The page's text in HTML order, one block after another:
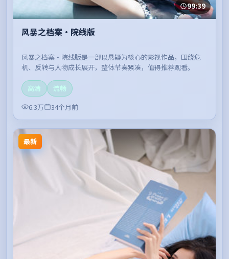
99:39
风暴之档案·院线版
风暴之档案·院线版是一部以悬疑为核心的影视作品，围绕危
机、反转与人物成长展开，整体节奏紧凑，值得推荐观看。
高清
流畅
6.3万
34个月前
最新